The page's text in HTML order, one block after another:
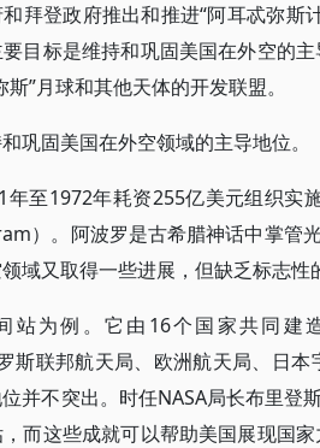
拜登政府推出和推进“阿耳忒弥斯
目标是维持和巩固美国在外空的
”月球和其他天体的开发联盟。
和巩固美国在外空领域的主导地位。
年至1972年耗资255亿美元组织实
）。阿波罗是古希腊神话中掌管
域又取得一些进展，但缺乏标志性
站为例。它由16个国家共同建
罗斯联邦航天局、欧洲航天局、日
并不突出。时任NASA局长布里登
而这些成就可以帮助美国展现国